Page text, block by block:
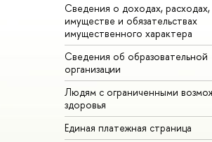
Сведения о доходах,
имуществе и обязательствах
имущественного характера
Сведения об образовательной
организации
Людям с ограниченными
здоровья
Единая платежная страница